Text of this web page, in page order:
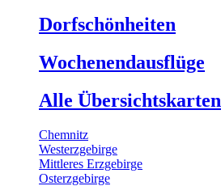
Dorfschönheiten
Wochenendausflüge
Alle Übersichtskarten
Chemnitz
Westerzgebirge
Mittleres Erzgebirge
Osterzgebirge